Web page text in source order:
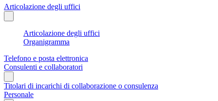
Articolazione degli uffici
Articolazione degli uffici
Organigramma
Telefono e posta elettronica
Consulenti e collaboratori
Titolari di incarichi di collaborazione o consulenza
Personale